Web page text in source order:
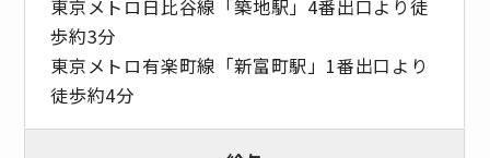
東京メトロ日比谷線「築地駅」4番出口より徒
歩約3分
東京メトロ有楽町線「新富町駅」1番出口より
徒歩約4分